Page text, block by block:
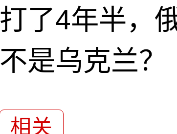
打了4年半，
不是乌克兰？
相关